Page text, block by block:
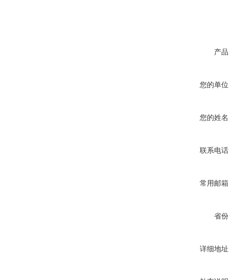
产品
您的单位
您的姓名
联系电话
常用邮箱
省份
详细地址